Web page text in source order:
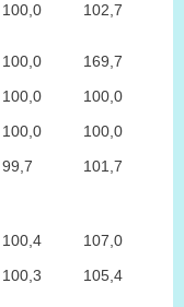
100,0 102,7
100,0
169,7
100,0
100,0
100,0
100,0
99,7 101,7
100,4
107,0
100,3 105,4